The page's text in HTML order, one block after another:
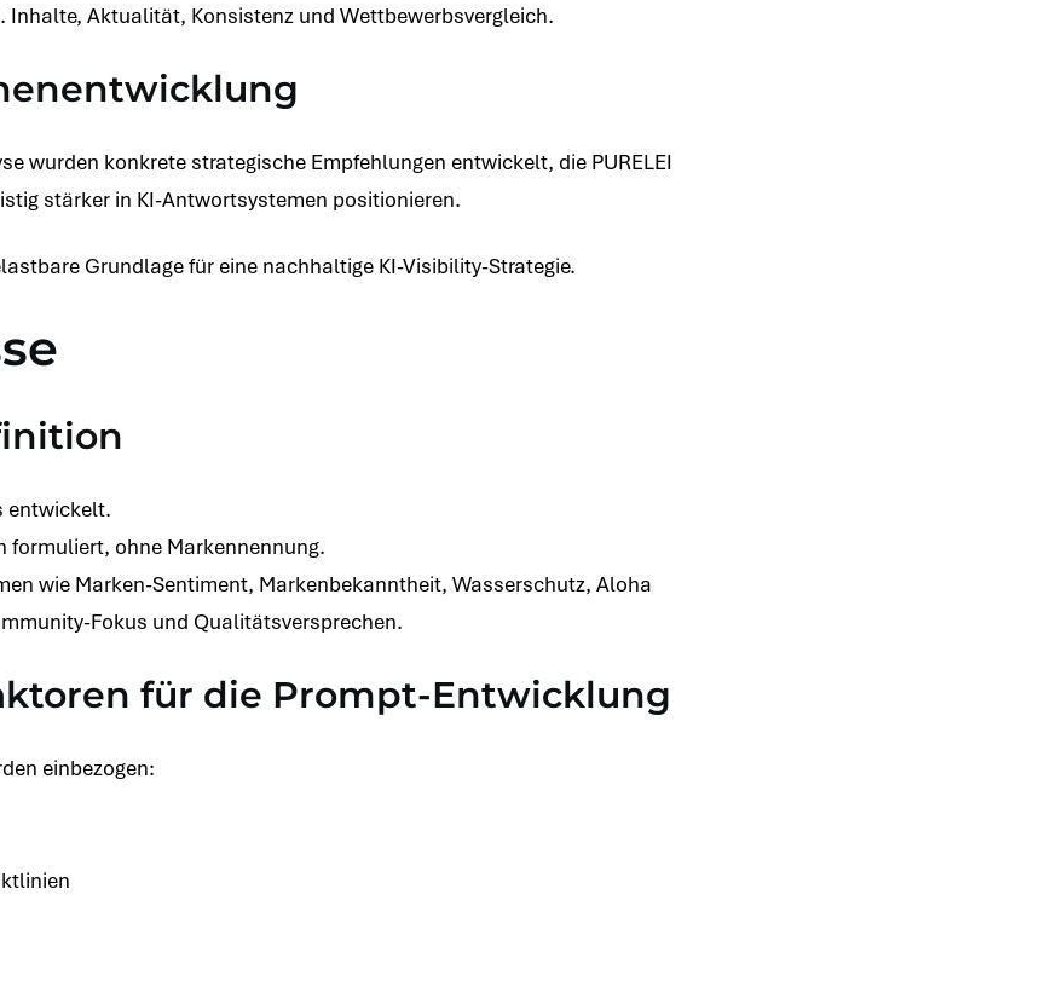
Inhalte, Aktualität, Konsistenz und Wettbewerbsvergleich.
wurden konkrete strategische Empfehlungen entwickelt, die PURELEI
stärker in KI-Antwortsystemen positionieren.
Grundlage für eine nachhaltige KI-Visibility-Strategie.
entwickelt.
formuliert, ohne Markennennung.
wie Marken-Sentiment, Markenbekanntheit, Wasserschutz, Aloha
Fokus und Qualitätsversprechen.
für die Prompt-Entwicklung
einbezogen: